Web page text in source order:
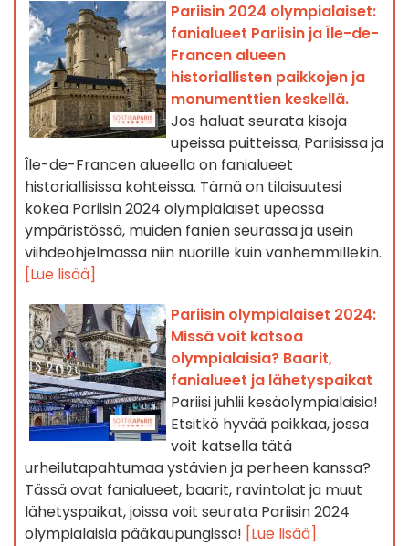
Pariisin 2024 olympialaiset:
fanialueet Pariisin ja Île-de-
Francen alueen
historiallisten paikkojen ja
monumenttien keskellä.
Jos haluat seurata kisoja
upeissa puitteissa, Pariisissa ja
Île-de-Francen alueella on fanialueet
historiallisissa kohteissa. Tämä on tilaisuutesi
kokea Pariisin 2024 olympialaiset upeassa
ympäristössä, muiden fanien seurassa ja usein
viihdeohjelmassa niin nuorille kuin vanhemmillekin.
[Lue lisää]
Pariisin olympialaiset 2024:
Missä voit katsoa
olympialaisia? Baarit,
fanialueet ja lähetyspaikat
Pariisi juhlii kesäolympialaisia!
Etsitkö hyvää paikkaa, jossa
voit katsella tätä
urheilutapahtumaa ystävien ja perheen kanssa?
Tässä ovat fanialueet, baarit, ravintolat ja muut
lähetyspaikat, joissa voit seurata Pariisin 2024
olympialaisia pääkaupungissa! [Lue lisää]